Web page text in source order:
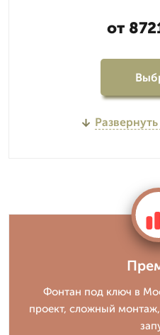
от
Фонтан под ключ в
проект, сложный